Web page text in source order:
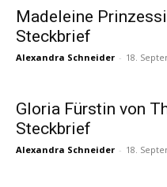
Madeleine
Steckbrief
Alexandra Schneider - 18.
Gloria Fürstin von
Steckbrief
Alexandra Schneider - 18.